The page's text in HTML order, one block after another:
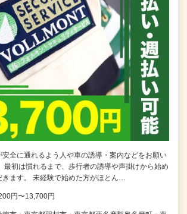
安全に通れるよう人や車の誘導・案内などをお願い
最初は慣れるまで、歩行者の誘導や声掛けから始め
きます。 未経験で始めた方がほとん…
円〜13,700円